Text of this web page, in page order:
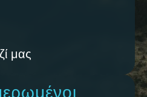
μας